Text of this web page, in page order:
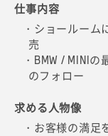
仕事内容
・ショールーム
売
・BMW / MINI
のフォロー
求める人物像
・お客様の満足
仕事内容
・修理や定期
など整備士と
・BMW / MINI
ールや最先端
求める人物像
仕事内容
・修理の受付
スタッフと連
を提案
・行なったメ
ス・アドバイス
求める人物像
仕事内容
・ご来店され
ながら商品を
・お客様が購
ルス・コンサ
求める人物像
仕事内容
・ディーラー
まとめあげ、
求める人物像
・自身がブラン
できる方